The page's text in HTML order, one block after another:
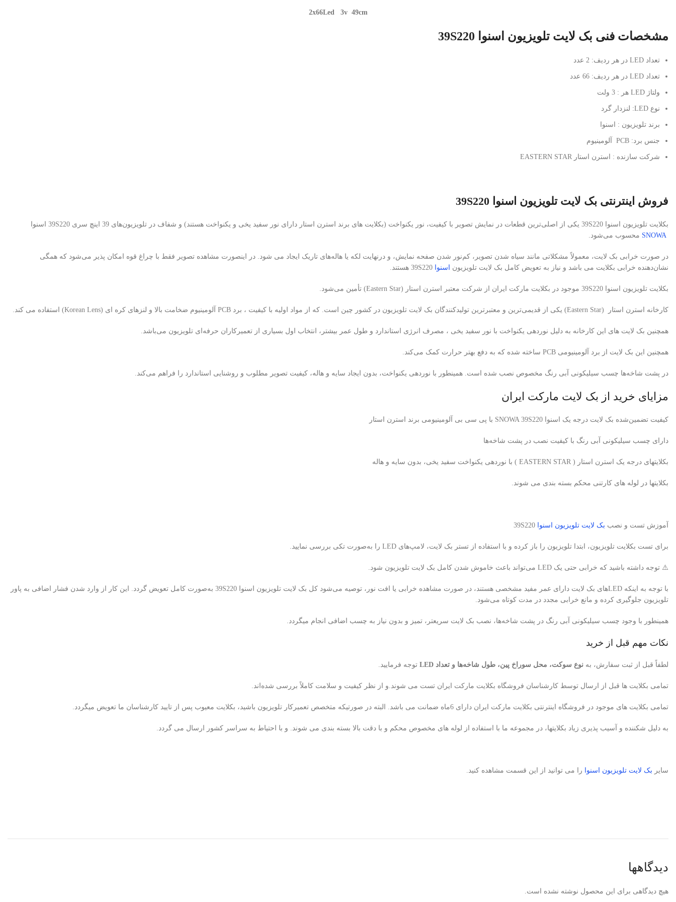
2x66Led 3v 49cm
مشخصات فنی بک لایت تلویزیون اسنوا 39S220
تعداد LED در هر ردیف: 2 عدد
تعداد LED در هر ردیف: 66 عدد
ولتاژ LED هر : 3 ولت
نوع LED: لنزدار گرد
برند تلویزیون : اسنوا
جنس برد: PCB آلومینیوم
شرکت سازنده : استرن استار EASTERN STAR
فروش اینترنتی بک لایت تلویزیون اسنوا 39S220
بکلایت تلویزیون اسنوا 39S220 یکی از اصلی‌ترین قطعات در نمایش تصویر با کیفیت، نور یکنواخت (بکلایت های برند استرن استار دارای نور سفید یخی و یکنواخت هستند) و شفاف در تلویزیون‌های 39 اینچ سری 39S220 اسنوا
محسوب می‌شود.
در صورت خرابی بک لایت، معمولاً مشکلاتی مانند سیاه شدن تصویر، کم‌نور شدن صفحه نمایش، و درنهایت لکه یا هاله‌های تاریک ایجاد می شود. در اینصورت مشاهده تصویر فقط با چراغ قوه امکان پذیر می‌شود که همگی
نشان‌دهنده خرابی بکلایت می باشد و نیاز به تعویض کامل بک لایت تلویزیون
اسنوا
بکلایت تلویزیون اسنوا 39S220 موجود در بکلایت مارکت ایران از شرکت معتبر استرن استار (Eastern Star) تأمین می‌شود.
کارخانه استرن استار (Eastern Star) یکی از قدیمی‌ترین و معتبرترین تولیدکنندگان بک لایت تلویزیون در کشور چین است. که از مواد اولیه با کیفیت ، برد PCB آلومینیوم ضخامت بالا و لنزهای کره ای (Korean Lens) استفاده می کند.
همچنین بک لایت های این کارخانه به دلیل نوردهی یکنواخت با نور سفید یخی ، مصرف انرژی استاندارد و طول عمر بیشتر، انتخاب اول بسیاری از تعمیرکاران حرفه‌ای تلویزیون می‌باشد.
همچنین این بک لایت از برد آلومینیومی PCB ساخته شده که به دفع بهتر حرارت کمک می‌کند.
در پشت شاخه‌ها چسب سیلیکونی آبی رنگ مخصوص نصب شده است. همینطور با نوردهی یکنواخت، بدون ایجاد سایه و هاله، کیفیت تصویر مطلوب و روشنایی استاندارد را فراهم می‌کند.
مزایای خرید از بک لایت مارکت ایران
کیفیت تضمین‌شده بک لایت درجه یک اسنوا SNOWA 39S220 با پی سی بی آلومینیومی برند استرن استار
دارای چسب سیلیکونی آبی رنگ با کیفیت نصب در پشت شاخه‌ها
بکلایتهای درجه یک استرن استار ( EASTERN STAR ) با نوردهی یکنواخت سفید یخی، بدون سایه و هاله
بکلایتها در لوله های کارتنی محکم بسته بندی می شوند.
آموزش تست و نصب بک لایت تلویزیون اسنوا
برای تست بکلایت تلویزیون، ابتدا تلویزیون را باز کرده و با استفاده از تستر بک لایت، لامپ‌های LED را به‌صورت تکی بررسی نمایید.
⚠️ توجه داشته باشید که خرابی حتی یک LED می‌تواند باعث خاموش شدن کامل بک لایت تلویزیون شود.
با توجه به اینکه LEDهای بک لایت دارای عمر مفید مشخصی هستند، در صورت مشاهده خرابی یا افت نور، توصیه می‌شود کل بک لایت تلویزیون اسنوا 39S220 به‌صورت کامل تعویض گردد. این کار از وارد شدن فشار اضافی به پاور
تلویزیون جلوگیری کرده و مانع خرابی مجدد در مدت کوتاه می‌شود.
همینطور با وجود چسب سیلیکونی آبی رنگ در پشت شاخه‌ها، نصب بک لایت سریعتر، تمیز و بدون نیاز به چسب اضافی انجام میگردد.
نکات مهم قبل از خرید
لطفاً قبل از ثبت سفارش، به نوع سوکت، محل سوراخ پین، طول شاخه‌ها و تعداد LED توجه فرمایید.
تمامی بکلایت ها قبل از ارسال توسط کارشناسان فروشگاه بکلایت مارکت ایران تست می شوند.و از نظر کیفیت و سلامت کاملاً بررسی شده‌اند.
تمامی بکلایت های موجود در فروشگاه اینترنتی بکلایت مارکت ایران دارای 6ماه ضمانت می باشد. البته در صورتیکه متخصص تعمیرکار تلویزیون باشید، بکلایت معیوب پس از تایید کارشناسان ما تعویض میگردد.
به دلیل شکننده و آسیب پذیری زیاد بکلایتها، در مجموعه ما با استفاده از لوله های مخصوص محکم و با دقت بالا بسته بندی می شوند. و با احتیاط به سراسر کشور ارسال می گردد.
سایر بک لایت تلویزیون اسنوا را می توانید از این قسمت مشاهده کنید.
دیدگاهها
هیچ دیدگاهی برای این محصول نوشته نشده است.